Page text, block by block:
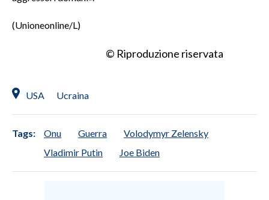
(Unioneonline/L)
© Riproduzione riservata
USA Ucraina
Tags: Onu Guerra
Volodymyr Zelensky
Vladimir Putin
Joe Biden